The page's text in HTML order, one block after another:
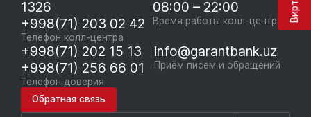
1326
+998(71) 203 02 42
Телефон колл-центра
08:00 – 22:00
Время работы колл-центра
+998(71) 202 15 13
+998(71) 256 66 01
Телефон доверия
info@garantbank.uz
Приём писем и обращений
Обратная связь